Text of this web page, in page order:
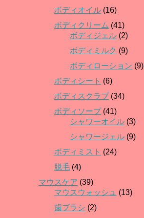
ボディオイル (16)
ボディクリーム (41)
ボディジェル (2)
ボディミルク (9)
ボディローション (9)
ボディシート (6)
ボディスクラブ (34)
ボディソープ(41)
シャワーオイル (3)
シャワージェル (9)
ボディミスト (24)
脱毛 (4)
マウスケア (39)
マウスウォッシュ (13)
歯ブラシ (2)